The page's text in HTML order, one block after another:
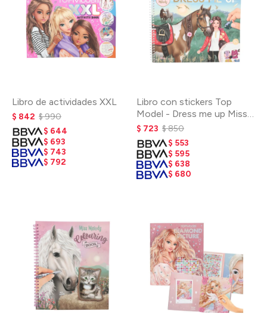
Libro de actividades XXL
$ 842 $990
$ 644
$ 693
$ 743
$ 792
Libro con stickers Top
Model - Dress me up Miss
Melody Tamaño grande
$ 723 $850
$ 553
$ 595
$ 638
$ 680